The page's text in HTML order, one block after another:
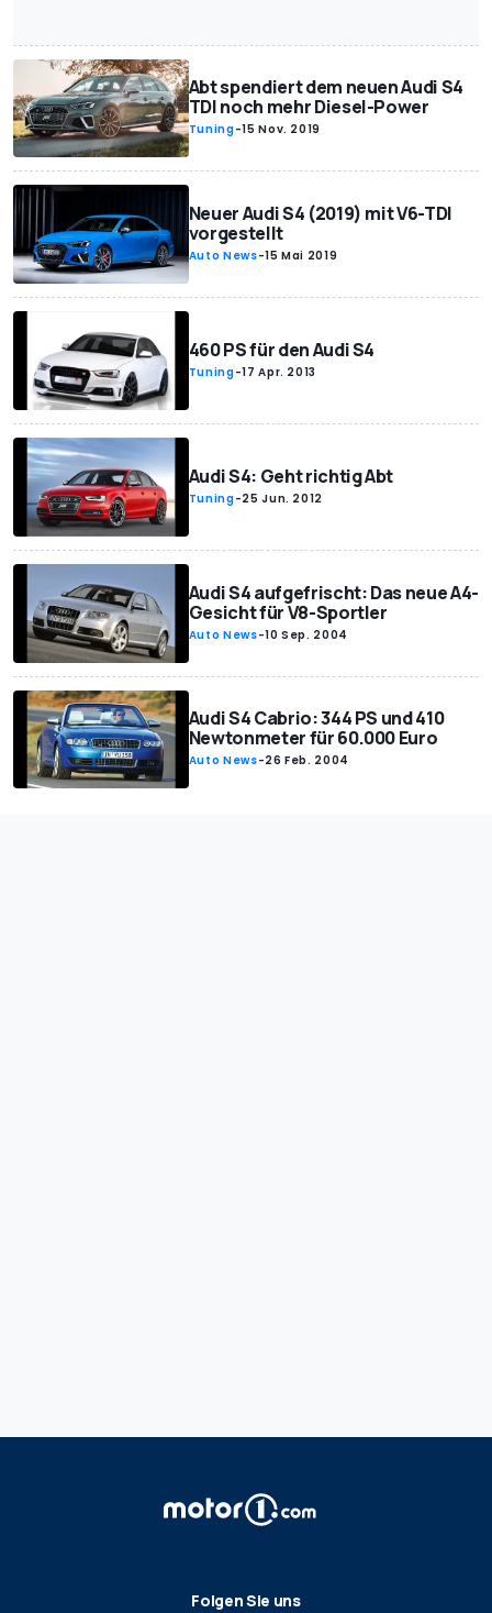
Abt spendiert dem neuen Audi S4
TDI noch mehr Diesel-Power
Tuning-15 Nov. 2019
Neuer Audi S4 (2019) mit V6-TDI
vorgestellt
Auto News-15 Mai 2019
460 PS für den Audi S4
Tuning-17 Apr. 2013
Audi S4: Geht richtig Abt
Tuning-25 Jun. 2012
Audi S4 aufgefrischt: Das neue A4-
Gesicht für V8-Sportler
Auto News-10 Sep. 2004
Audi S4 Cabrio: 344 PS und 410
Newtonmeter für 60.000 Euro
Auto News-26 Feb. 2004
Folgen Sie uns